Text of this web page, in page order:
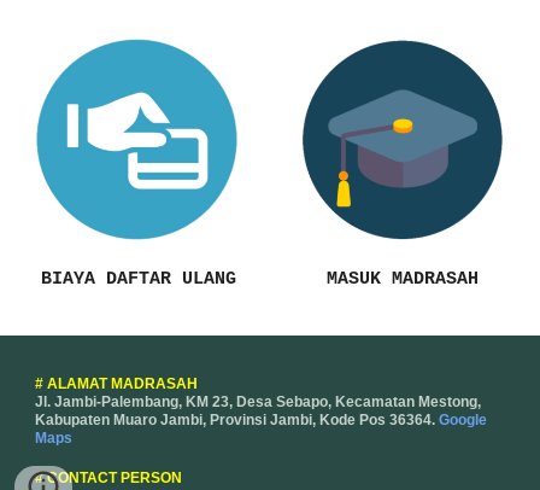
BIAYA DAFTAR ULANG MASUK MADRASAH
# ALAMAT MADRASAH
Jl. Jambi-Palembang, KM 23, Desa Sebapo, Kecamatan Mestong,
Kabupaten Muaro Jambi, Provinsi Jambi, Kode Pos 36364.Google
Maps
# CONTACT PERSON